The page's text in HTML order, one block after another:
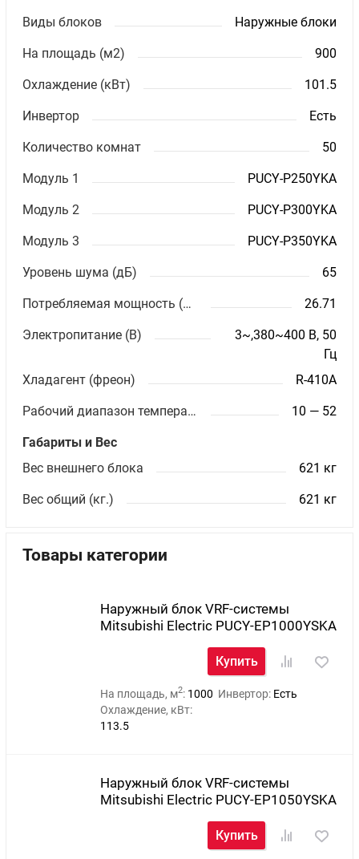
Виды блоков Наружные блоки
На площадь (м2) 900
Охлаждение (кВт) 101.5
Инвертор Есть
Количество комнат 50
Модуль 1 PUCY-P250YKA
Модуль 2 PUCY-P300YKA
Модуль 3 PUCY-P350YKA
Уровень шума (дБ) 65
Потребляемая мощность (кВт) 26.71
Электропитание (В)
3~,380~400 В, 50
Гц
Хладагент (фреон)
R-410A
Рабочий диапазон температур (охлаждение) 10 — 52
Габариты и Вес
Вес внешнего блока
621 кг
Вес общий (кг.) 621 кг
Товары категории
Наружный блок VRF-системы
Mitsubishi Electric PUCY-EP1000YSKA
Купить
На площадь, м2: 1000 Инвертор: Есть
Охлаждение, кВт:
113.5
Наружный блок VRF-системы
Mitsubishi Electric PUCY-EP1050YSKA
Купить